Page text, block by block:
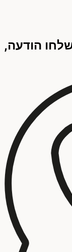
הודעה,